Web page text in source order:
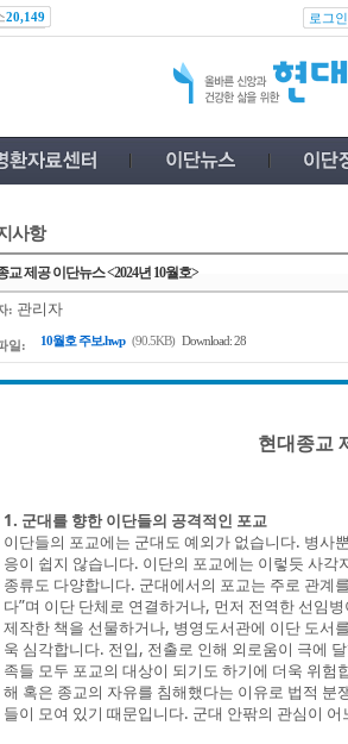
20,149 로그인
사항
교 제공 이단뉴스 <2024년 10월호>
: 관리자
일: 10월호 주보.hwp (90.5KB) Download: 28
현대종교
1. 군대를 향한 이단들의 공격적인 포교
이단들의 포교에는 군대도 예외가 없습니다. 병사
응이 쉽지 않습니다. 이단의 포교에는 이렇듯 사
종류도 다양합니다. 군대에서의 포교는 주로 관계
다”며 이단 단체로 연결하거나, 먼저 전역한 선임
제작한 책을 선물하거나, 병영도서관에 이단 도서
욱 심각합니다. 전입, 전출로 인해 외로움이 극에
족들 모두 포교의 대상이 되기도 하기에 더욱 위험
해 혹은 종교의 자유를 침해했다는 이유로 법적
들이 모여 있기 때문입니다. 군대 안팎의 관심이